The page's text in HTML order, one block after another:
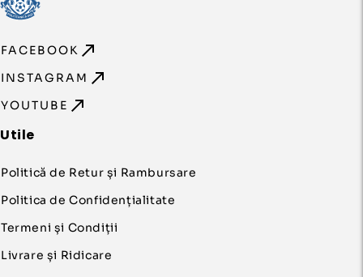
FACEBOOK
INSTAGRAM
YOUTUBE
Utile
Politică de Retur și Rambursare
Politica de Confidențialitate
Termeni și Condiții
Livrare și Ridicare